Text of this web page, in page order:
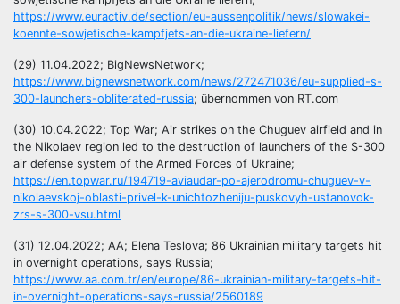
https://www.euractiv.de/section/eu-aussenpolitik/news/slowakei-
koennte-sowjetische-kampfjets-an-die-ukraine-liefern/
(29) 11.04.2022; BigNewsNetwork;
https://www.bignewsnetwork.com/news/272471036/eu-supplied-s-
300-launchers-obliterated-russia; übernommen von RT.com
(30) 10.04.2022; Top War; Air strikes on the Chuguev airfield and in
the Nikolaev region led to the destruction of launchers of the S-300
air defense system of the Armed Forces of Ukraine;
https://en.topwar.ru/194719-aviaudar-po-ajerodromu-chuguev-v-
nikolaevskoj-oblasti-privel-k-unichtozheniju-puskovyh-ustanovok-
zrs-s-300-vsu.html
(31) 12.04.2022; AA; Elena Teslova; 86 Ukrainian military targets hit
in overnight operations, says Russia;
https://www.aa.com.tr/en/europe/86-ukrainian-military-targets-hit-
in-overnight-operations-says-russia/2560189